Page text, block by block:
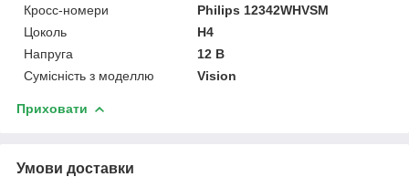
Кросс-номери
Philips 12342WHVSM
Цоколь
H4
Напруга
12 В
Сумісність з моделлю
Vision
Приховати
Умови доставки